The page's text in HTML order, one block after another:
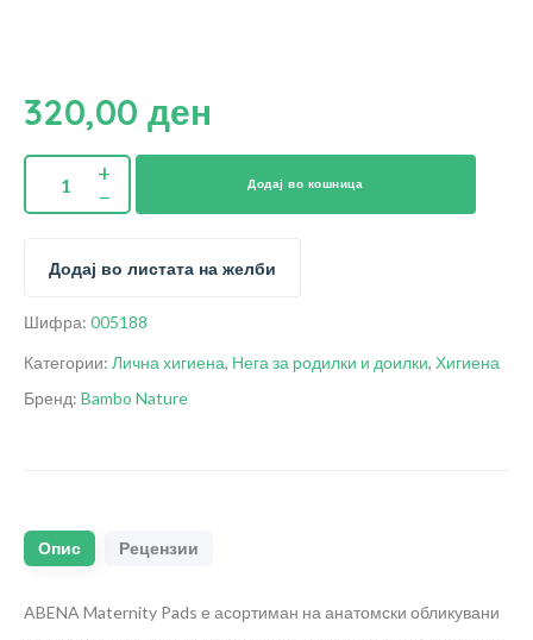
320,00 ден
Додај во кошница
Додај во листата на желби
Шифра: 005188
Категории: Лична хигиена, Нега за родилки и доилки, Хигиена
Бренд: Bambo Nature
Опис Рецензии
ABENA Maternity Pads е асортиман на анатомски обликувани